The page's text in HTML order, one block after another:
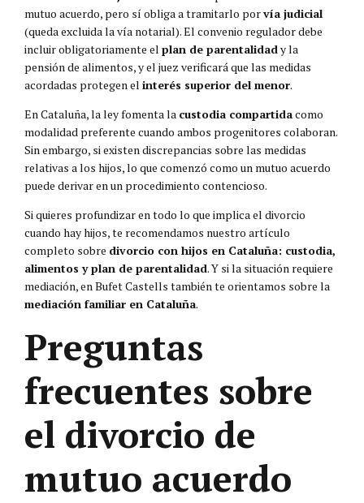
mutuo acuerdo, pero sí obliga a tramitarlo porvía judicial
(queda excluida la vía notarial). El convenio regulador debe
incluir obligatoriamente el plan de parentalidad y la
pensión de alimentos, y el juez verificará que las medidas
acordadas protegen el interés superior del menor.
En Cataluña, la ley fomenta la custodia compartidacomo
modalidad preferente cuando ambos progenitores colaboran.
Sin embargo, si existen discrepancias sobre las medidas
relativas a los hijos, lo que comenzó como un mutuo acuerdo
puede derivar en un procedimiento contencioso.
Si quieres profundizar en todo lo que implica el divorcio
cuando hay hijos, te recomendamos nuestro artículo
completo sobre divorcio con hijos en Cataluña: custodia,
alimentos y plan de parentalidad. Y si la situación requiere
mediación, en Bufet Castells también te orientamos sobre la
mediación familiar en Cataluña.
Preguntas
frecuentes sobre
el divorcio de
mutuo acuerdo